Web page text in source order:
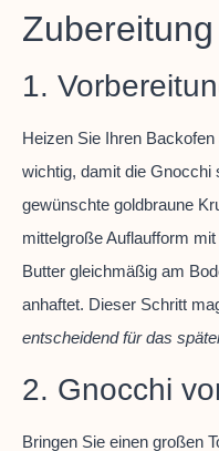
Zubereitung
1.
Heizen Sie Ihren
wichtig, damit die Gnocchi
gewünschte goldbraune
mittelgroße Auflaufform
Butter gleichmäßig am
anhaftet. Dieser Schritt
entscheidend für das
2. Gnocchi
Bringen Sie einen großen